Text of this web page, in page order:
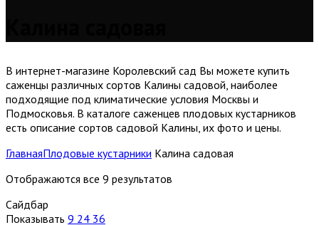
В интернет-магазине Королевский сад Вы можете купить
саженцы различных сортов Калины садовой, наиболее
подходящие под климатические условия Москвы и
Подмосковья. В каталоге саженцев плодовых кустарников
есть описание сортов садовой Калины, их фото и цены.
ГлавнаяПлодовые кустарники Калина садовая
Отображаются все 9 результатов
Сайдбар
Показывать 9 24 36